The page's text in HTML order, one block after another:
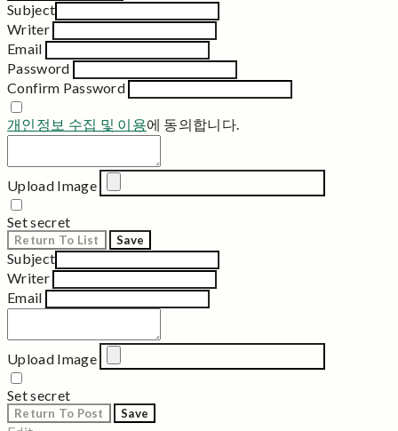
Subject
Writer
Email
Password
Confirm Password
개인정보 수집 및 이용에 동의합니다.
Upload Image
Set secret
Return To List Save
Subject
Writer
Email
Upload Image
Set secret
Return To Post Save